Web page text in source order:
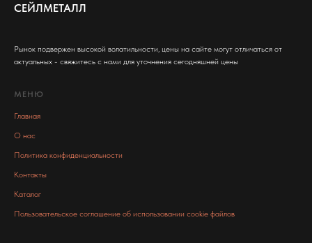
СЕЙЛМЕТАЛЛ
Рынок подвержен высокой волатильности, цены на сайте могут отличаться от
актуальных - свяжитесь с нами для уточнения сегодняшней цены
МЕНЮ
Главная
О нас
Политика конфиденциальности
Контакты
Каталог
Пользовательское соглашение об использовании cookie файлов